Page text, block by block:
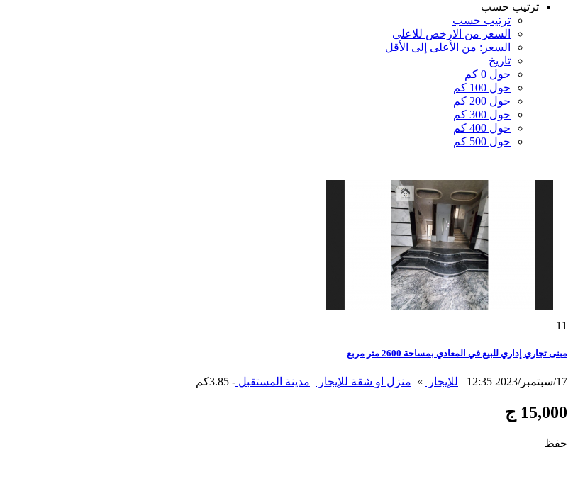
ترتيب حسب
ترتيب حسب
السعر من الارخص للاعلى
السعر: من الأعلى إلى الأقل
تاريخ
حول 0 كم
حول 100 كم
حول 200 كم
حول 300 كم
حول 400 كم
حول 500 كم
11
مبنى تجاري إداري للبيع في المعادي بمساحة 2600 متر مربع
17/سبتمبر/2023 12:35 للإيجار » منزل او شقة للإيجار مدينة المستقبل - 3.85كم
15,000 ج
حفظ